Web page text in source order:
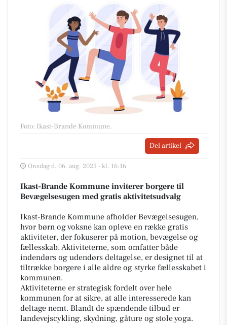
Foto: Ikast-Brande Kommune.
Del artikel
Onsdag d. 06. aug. 2025 - kl. 16:16
Ikast-Brande Kommune inviterer borgere til
Bevægelsesugen med gratis aktivitetsudvalg
Ikast-Brande Kommune afholder Bevægelsesugen,
hvor børn og voksne kan opleve en række gratis
aktiviteter, der fokuserer på motion, bevægelse og
fællesskab. Aktiviteterne, som omfatter både
indendørs og udendørs deltagelse, er designet til at
tiltrække borgere i alle aldre og styrke fællesskabet i
kommunen.
Aktiviteterne er strategisk fordelt over hele
kommunen for at sikre, at alle interesserede kan
deltage nemt. Blandt de spændende tilbud er
landevejscykling, skydning, gåture og stole yoga.